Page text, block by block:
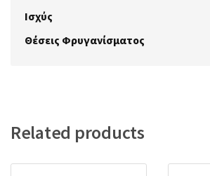
Ισχύς
Θέσεις Φρυγανίσματος
Related products